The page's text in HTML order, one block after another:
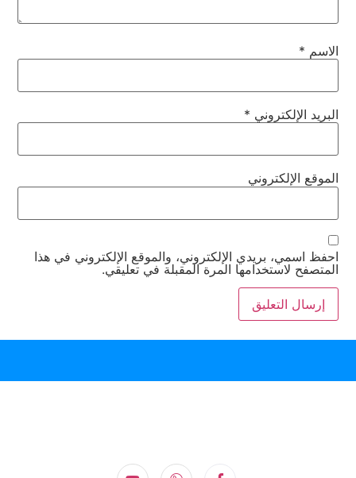
الاسم *
البريد الإلكتروني *
الموقع الإلكتروني
احفظ اسمي، بريدي الإلكتروني، والموقع الإلكتروني في هذا
المتصفح لاستخدامها المرة المقبلة في تعليقي.